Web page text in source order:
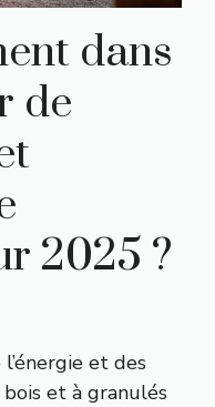
dans
de
2025 ?
et des
et à granulés